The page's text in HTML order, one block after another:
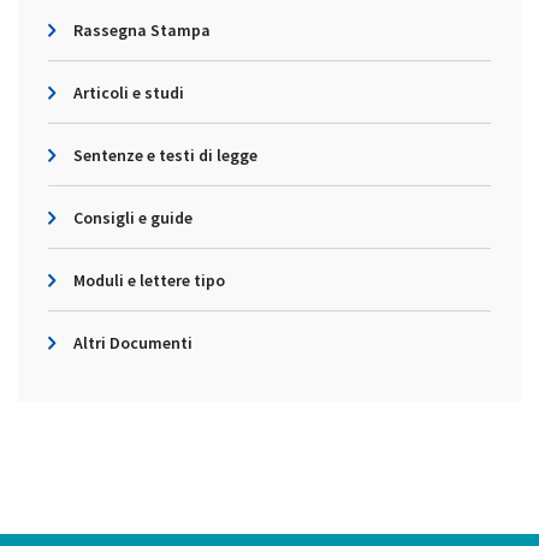
Rassegna Stampa
Articoli e studi
Sentenze e testi di legge
Consigli e guide
Moduli e lettere tipo
Altri Documenti